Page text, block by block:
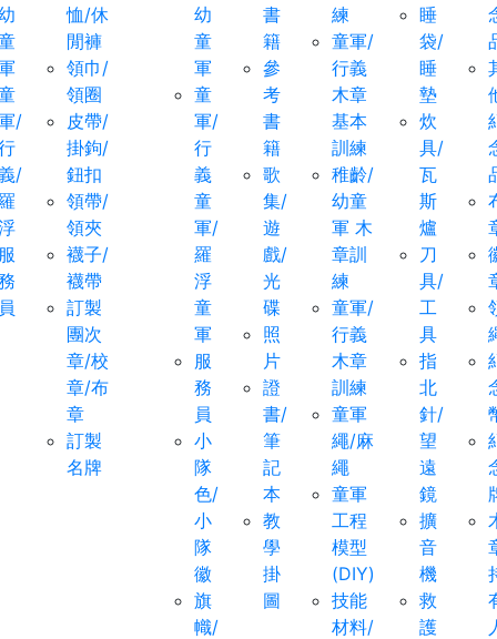
/
/
恤/休
閒褲
領巾/
領圈
皮帶/
掛鉤/
鈕扣
領帶/
領夾
襪子/
襪帶
訂製
團次
章/校
章/布
章
訂製
名牌
幼
童
軍
童
軍/
行
義
童
軍/
羅
浮
童
軍
服
務
員
小
隊
色/
小
隊
徽
旗
幟/
書
籍
參
考
書
籍
歌
集/
遊
戲/
光
碟
照
片
證
書/
筆
記
本
教
學
掛
圖
練
童軍/
行義
木章
基本
訓練
稚齡/
幼童
軍 木
章訓
練
童軍/
行義
木章
訓練
童軍
繩/麻
繩
童軍
工程
模型
(DIY)
技能
材料/
睡
袋/
睡
墊
炊
具/
瓦
斯
爐
刀
具/
工
具
指
北
針/
望
遠
鏡
擴
音
機
救
護